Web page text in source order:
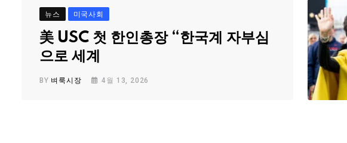
뉴스 미국사회
美 USC 첫 한인총장 “한국계 자부심
으로 세계
BY 벼룩시장 4월 13, 2026